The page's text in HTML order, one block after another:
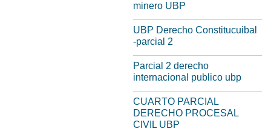
minero UBP
UBP Derecho Constitucuibal
-parcial 2
Parcial 2 derecho
internacional publico ubp
CUARTO PARCIAL
DERECHO PROCESAL
CIVIL UBP